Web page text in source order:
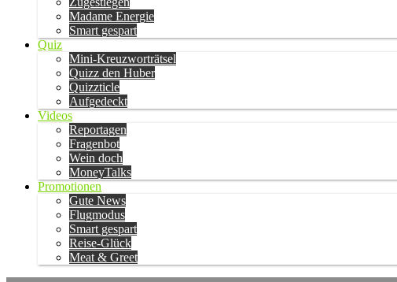
Madame Energie
Smart gespart
Quiz
Mini-Kreuzworträtsel
Quizz den Huber
Quizzticle
Aufgedeckt
Videos
Reportagen
Fragenbot
Wein doch
MoneyTalks
Promotionen
Gute News
Flugmodus
Smart gespart
Reise-Glück
Meat & Greet